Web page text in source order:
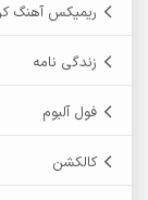
ریمیکس آهنگ
زندگی نامه
فول آلبوم
کالکشن